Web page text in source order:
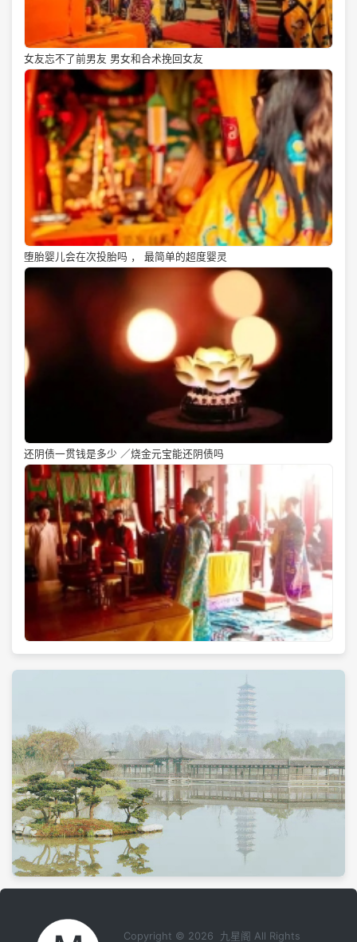
女友忘不了前男友 男女和合术挽回女友
堕胎婴儿会在次投胎吗 ， 最简单的超度婴灵
还阴债一贯钱是多少 ／烧金元宝能还阴债吗
Copyright © 2026 九星阁 All Rights